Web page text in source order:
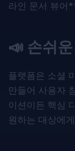
라인 문서 뷰어
📣 손쉬
플랫폼은 소셜
만들어 사용자
이션이든 핵심
원하는 대상에